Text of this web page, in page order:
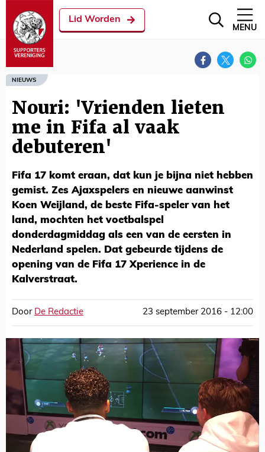
Lid Worden
MENU
NIEUWS
Nouri: 'Vrienden lieten
me in Fifa al vaak
debuteren'
Fifa 17 komt eraan, dat kun je bijna niet hebben
gemist. Zes Ajaxspelers en nieuwe aanwinst
Koen Weijland, de beste Fifa-speler van het
land, mochten het voetbalspel
donderdagmiddag als een van de eersten in
Nederland spelen. Dat gebeurde tijdens de
opening van de Fifa 17 Xperience in de
Kalverstraat.
Door De Redactie 23 september 2016 - 12:00